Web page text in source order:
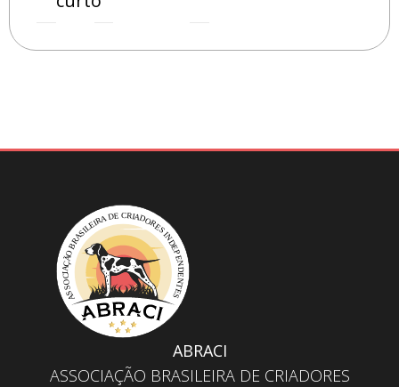
ABRACI
ASSOCIAÇÃO BRASILEIRA DE CRIADORES